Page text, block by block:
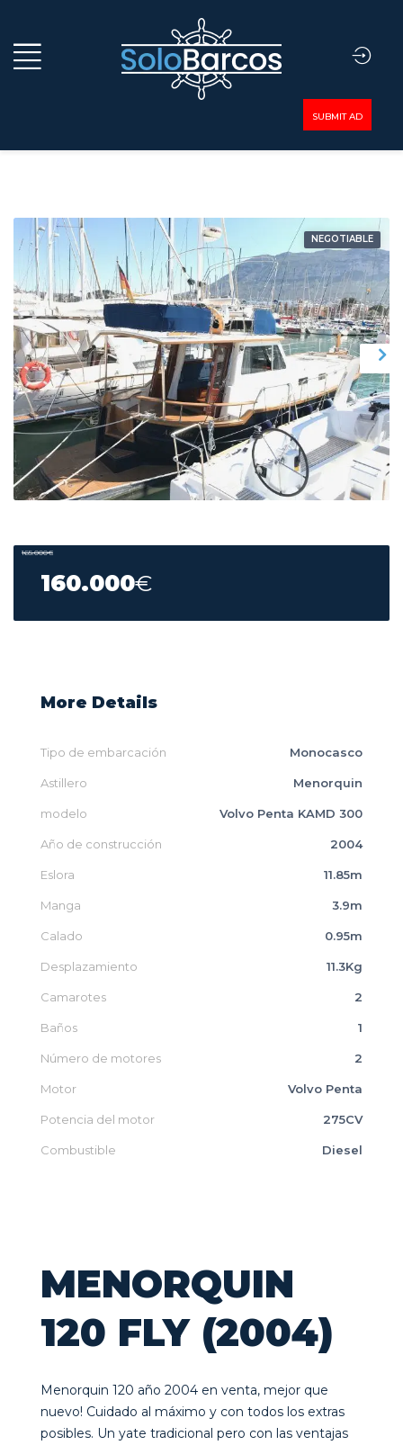
SUBMIT AD
NEGOTIABLE
165.000€
160.000€
More Details
Tipo de embarcación Monocasco
Astillero Menorquin
modelo Volvo Penta KAMD 300
Año de construcción 2004
Eslora 11.85m
Manga 3.9m
Calado 0.95m
Desplazamiento 11.3Kg
Camarotes 2
Baños 1
Número de motores 2
Motor Volvo Penta
Potencia del motor 275CV
Combustible Diesel
MENORQUIN
120 FLY (2004)
Menorquin 120 año 2004 en venta, mejor que
nuevo! Cuidado al máximo y con todos los extras
posibles. Un yate tradicional pero con las ventajas